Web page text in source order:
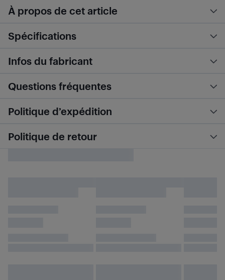
À propos de cet article
Spécifications
Infos du fabricant
Questions fréquentes
Politique d’expédition
Politique de retour